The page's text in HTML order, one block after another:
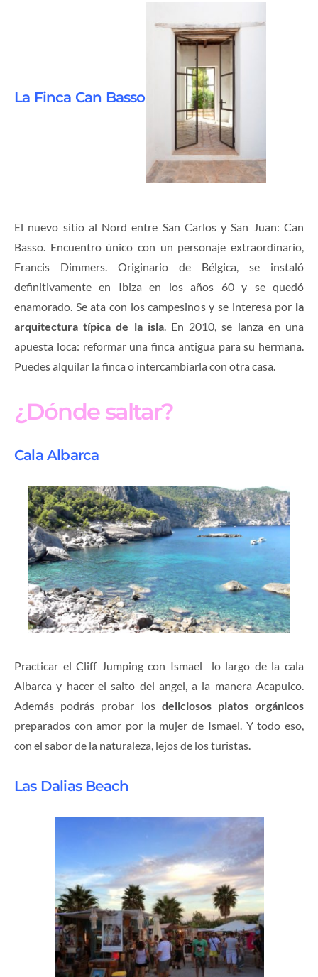
La Finca Can Basso
El nuevo sitio al Nord entre San Carlos y San Juan: Can
Basso. Encuentro único con un personaje extraordinario,
Francis Dimmers. Originario de Bélgica, se instaló
definitivamente en Ibiza en los años 60 y se quedó
enamorado. Se ata con los campesinos y se interesa por la
arquitectura típica de la isla. En 2010, se lanza en una
apuesta loca: reformar una finca antigua para su hermana.
Puedes alquilar la finca o intercambiarla con otra casa.
¿Dónde saltar?
Cala Albarca
Practicar el Cliff Jumping con Ismael lo largo de la cala
Albarca y hacer el salto del angel, a la manera Acapulco.
Además podrás probar los deliciosos platos orgánicos
preparados con amor por la mujer de Ismael. Y todo eso,
con el sabor de la naturaleza, lejos de los turistas.
Las Dalias Beach